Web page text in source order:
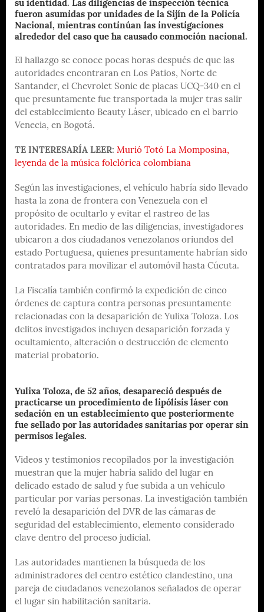
su identidad. Las diligencias de inspección técnica
fueron asumidas por unidades de la Sijín de la Policía
Nacional, mientras continúan las investigaciones
alrededor del caso que ha causado conmoción nacional.
El hallazgo se conoce pocas horas después de que las
autoridades encontraran en Los Patios, Norte de
Santander, el Chevrolet Sonic de placas UCQ-340 en el
que presuntamente fue transportada la mujer tras salir
del establecimiento Beauty Láser, ubicado en el barrio
Venecia, en Bogotá.
TE INTERESARÍA LEER: Murió Totó La Momposina,
leyenda de la música folclórica colombiana
Según las investigaciones, el vehículo habría sido llevado
hasta la zona de frontera con Venezuela con el
propósito de ocultarlo y evitar el rastreo de las
autoridades. En medio de las diligencias, investigadores
ubicaron a dos ciudadanos venezolanos oriundos del
estado Portuguesa, quienes presuntamente habrían sido
contratados para movilizar el automóvil hasta Cúcuta.
La Fiscalía también confirmó la expedición de cinco
órdenes de captura contra personas presuntamente
relacionadas con la desaparición de Yulixa Toloza. Los
delitos investigados incluyen desaparición forzada y
ocultamiento, alteración o destrucción de elemento
material probatorio.
Yulixa Toloza, de 52 años, desapareció después de
practicarse un procedimiento de lipólisis láser con
sedación en un establecimiento que posteriormente
fue sellado por las autoridades sanitarias por operar sin
permisos legales.
Videos y testimonios recopilados por la investigación
muestran que la mujer habría salido del lugar en
delicado estado de salud y fue subida a un vehículo
particular por varias personas. La investigación también
reveló la desaparición del DVR de las cámaras de
seguridad del establecimiento, elemento considerado
clave dentro del proceso judicial.
Las autoridades mantienen la búsqueda de los
administradores del centro estético clandestino, una
pareja de ciudadanos venezolanos señalados de operar
el lugar sin habilitación sanitaria.